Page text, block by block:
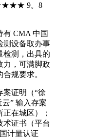
9。8
CMA 中国
测设备取办事
检测，出具的
力，可满脚政
规要求。
证明（“徐
” 输入存案
在城区）；
证书（平台
计量认证